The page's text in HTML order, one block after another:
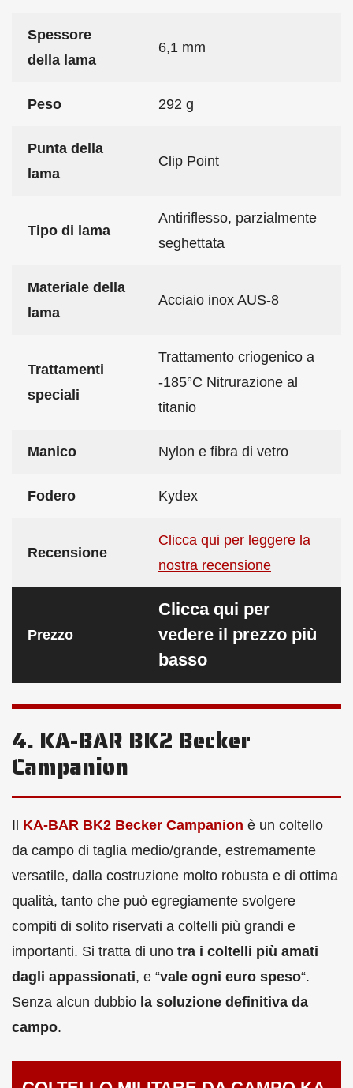
Spessore
della lama
6,1 mm
Peso 292 g
Punta della
lama
Clip Point
Tipo di lama
Antiriflesso, parzialmente
seghettata
Materiale della
lama
Acciaio inox AUS-8
Trattamenti
speciali
Trattamento criogenico a
-185°C Nitrurazione al
titanio
Manico Nylon e fibra di vetro
Fodero Kydex
Recensione
Clicca qui per leggere la
nostra recensione
Prezzo
Clicca qui per
vedere il prezzo più
basso
4. KA-BAR BK2 Becker
Campanion
Il KA-BAR BK2 Becker Campanion è un coltello
da campo di taglia medio/grande, estremamente
versatile, dalla costruzione molto robusta e di ottima
qualità, tanto che può egregiamente svolgere
compiti di solito riservati a coltelli più grandi e
importanti. Si tratta di uno tra i coltelli più amati
dagli appassionati, e “vale ogni euro speso“.
Senza alcun dubbio la soluzione definitiva da
campo.